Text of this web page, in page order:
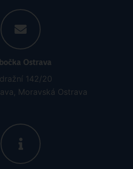
Ostrava
142/20
Moravská Ostrava